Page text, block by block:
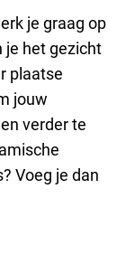
je graag op
je het gezicht
plaatse
jouw
verder te
Voeg je dan